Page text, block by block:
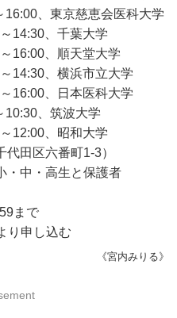
16:00、東京慈恵会医科大学
14:30、千葉大学
16:00、順天堂大学
14:30、横浜市立大学
16:00、日本医科大学
10:30、筑波大学
12:00、昭和大学
田区六番町1-3）
・中・高生と保護者
まで
り申し込む
《宮内みりる》